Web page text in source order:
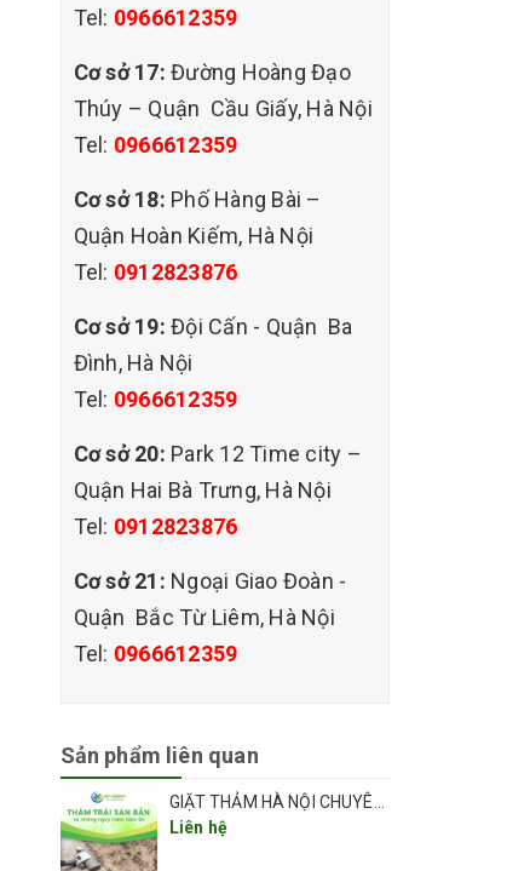
Tel: 0966612359
Cơ sở 17: Đường Hoàng Đạo
Thúy – Quận Cầu Giấy, Hà Nội
Tel: 0966612359
Cơ sở 18: Phố Hàng Bài –
Quận Hoàn Kiếm, Hà Nội
Tel: 0912823876
Cơ sở 19: Đội Cấn - Quận Ba
Đình, Hà Nội
Tel: 0966612359
Cơ sở 20: Park 12 Time city –
Quận Hai Bà Trưng, Hà Nội
Tel: 0912823876
Cơ sở 21: Ngoại Giao Đoàn -
Quận Bắc Từ Liêm, Hà Nội
Tel: 0966612359
Sản phẩm liên quan
Liên hệ